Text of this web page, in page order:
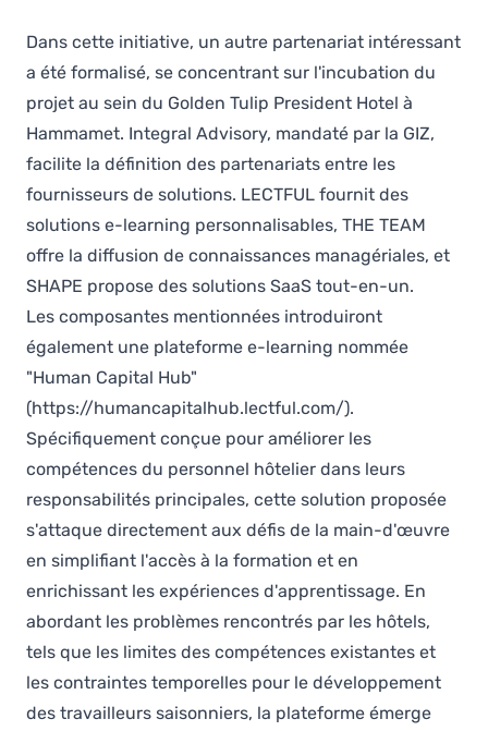
Dans cette initiative, un autre partenariat intéressant
a été formalisé, se concentrant sur l'incubation du
projet au sein du Golden Tulip President Hotel à
Hammamet. Integral Advisory, mandaté par la GIZ,
facilite la définition des partenariats entre les
fournisseurs de solutions. LECTFUL fournit des
solutions e-learning personnalisables, THE TEAM
offre la diffusion de connaissances managériales, et
SHAPE propose des solutions SaaS tout-en-un.
Les composantes mentionnées introduiront
également une plateforme e-learning nommée
"Human Capital Hub"
(https://humancapitalhub.lectful.com/).
Spécifiquement conçue pour améliorer les
compétences du personnel hôtelier dans leurs
responsabilités principales, cette solution proposée
s'attaque directement aux défis de la main-d'œuvre
en simplifiant l'accès à la formation et en
enrichissant les expériences d'apprentissage. En
abordant les problèmes rencontrés par les hôtels,
tels que les limites des compétences existantes et
les contraintes temporelles pour le développement
des travailleurs saisonniers, la plateforme émerge